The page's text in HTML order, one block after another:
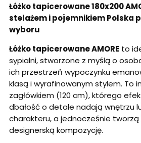
Łóżko tapicerowane 180x200
stelażem i pojemnikiem Polska
wyboru
Łóżko tapicerowane AMORE to
sypialni, stworzone z myślą o
ich przestrzeń wypoczynku
klasą i wyrafinowanym stylem. To
zagłówkiem (120 cm),którego
dbałość o detale nadają wnętrzu
charakteru, a jednocześnie tworzą
designerską kompozycję.